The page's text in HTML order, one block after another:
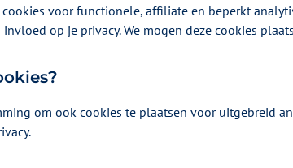
Vergoeding en
Kies uw pakket en bekijk de
voor functionele, affiliate en beperkt
op je privacy. We mogen deze cookies
om ook cookies te plaatsen voor uitgebreid